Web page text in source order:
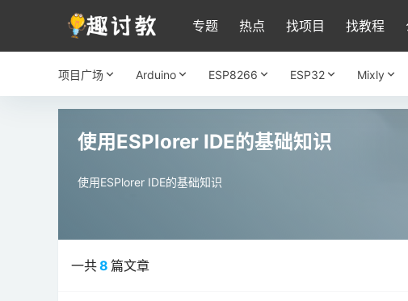
专题 热点 找项目 找教程
项目广场 Arduino ESP8266 ESP32 Mixly
使用ESPlorer IDE的基础知识
使用ESPlorer IDE的基础知识
一共8 篇文章